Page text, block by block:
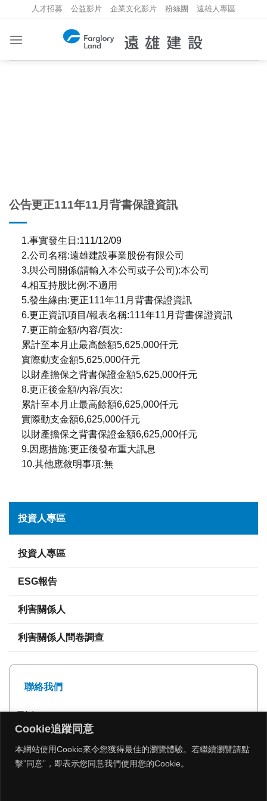
Cookie追蹤同意
本網站使用Cookie來令您獲得最佳的瀏覽體驗。若繼續瀏覽請點
擊”同意”，即表示您同意我們使用您的Cookie。
content
人才招募 公益影片 企業文化影片 粉絲團 遠雄人專區
投資人專區
投資人專區
ESG報告
利害關係人
利害關係人問卷調查
聯絡我們
電話: 02-27239999
傳真: 02-27293399
公告更正111年11月背書保證資訊
1.事實發生日:111/12/09
2.公司名稱:遠雄建設事業股份有限公司
3.與公司關係(請輸入本公司或子公司):本公司
4.相互持股比例:不適用
5.發生緣由:更正111年11月背書保證資訊
6.更正資訊項目/報表名稱:111年11月背書保證資訊
7.更正前金額/內容/頁次:
累計至本月止最高餘額5,625,000仟元
實際動支金額5,625,000仟元
以財產擔保之背書保證金額5,625,000仟元
8.更正後金額/內容/頁次:
累計至本月止最高餘額6,625,000仟元
實際動支金額6,625,000仟元
以財產擔保之背書保證金額6,625,000仟元
9.因應措施:更正後發布重大訊息
10.其他應敘明事項:無